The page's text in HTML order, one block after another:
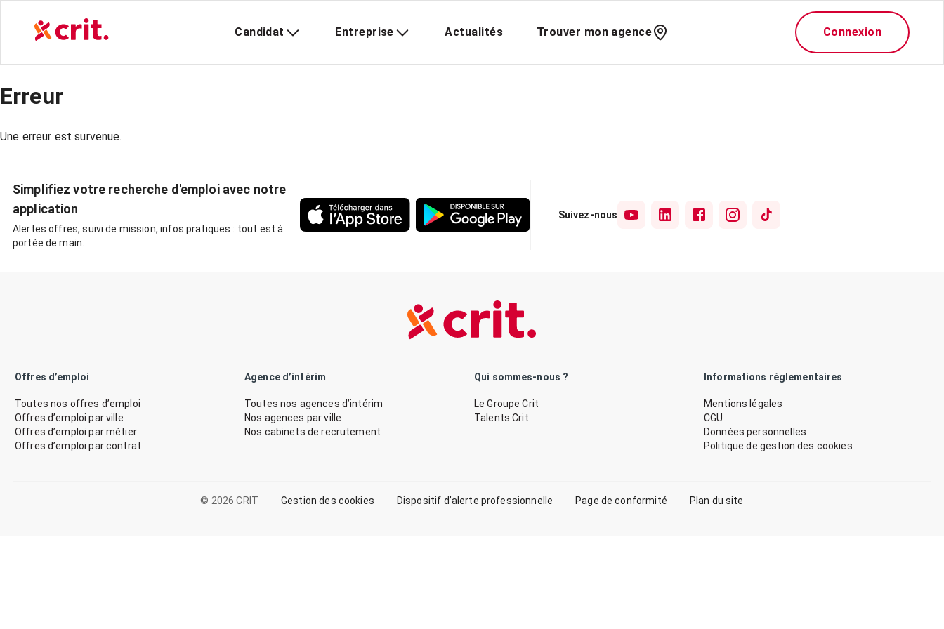
Candidat Entreprise Actualités Trouver mon agence Connexion
Erreur
Une erreur est survenue.
Simplifiez votre recherche d'emploi avec notre
application
Alertes offres, suivi de mission, infos pratiques : tout est à
portée de main.
Suivez-nous
Offres d’emploi
Toutes nos offres d’emploi
Offres d’emploi par ville
Offres d’emploi par métier
Offres d’emploi par contrat
Agence d’intérim
Toutes nos agences d’intérim
Nos agences par ville
Nos cabinets de recrutement
Qui sommes-nous ?
Le Groupe Crit
Talents Crit
Informations réglementaires
Mentions légales
CGU
Données personnelles
Politique de gestion des cookies
© 2026 CRIT Gestion des cookies Dispositif d’alerte professionnelle Page de conformité Plan du site